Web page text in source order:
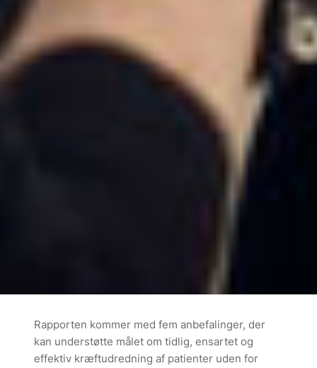
Rapporten kommer med fem anbefalinger, der
kan understøtte målet om tidlig, ensartet og
effektiv kræftudredning af patienter uden for